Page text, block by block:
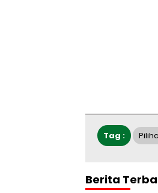
Tag :
Berita